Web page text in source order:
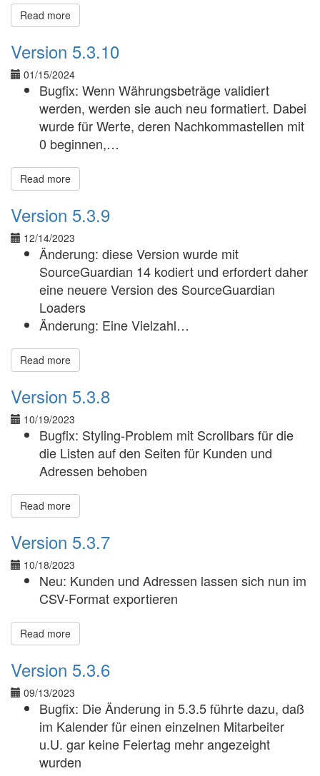
Read more
Version 5.3.10
01/15/2024
Bugfix: Wenn Währungsbeträge validiert
werden, werden sie auch neu formatiert. Dabei
wurde für Werte, deren Nachkommastellen mit
0 beginnen,…
Read more
Version 5.3.9
12/14/2023
Änderung: diese Version wurde mit
SourceGuardian 14 kodiert und erfordert daher
eine neuere Version des SourceGuardian
Loaders
Änderung: Eine Vielzahl…
Read more
Version 5.3.8
10/19/2023
Bugfix: Styling-Problem mit Scrollbars für die
die Listen auf den Seiten für Kunden und
Adressen behoben
Read more
Version 5.3.7
10/18/2023
Neu: Kunden und Adressen lassen sich nun im
CSV-Format exportieren
Read more
Version 5.3.6
09/13/2023
Bugfix: Die Änderung in 5.3.5 führte dazu, daß
im Kalender für einen einzelnen Mitarbeiter
u.U. gar keine Feiertag mehr angezeight
wurden